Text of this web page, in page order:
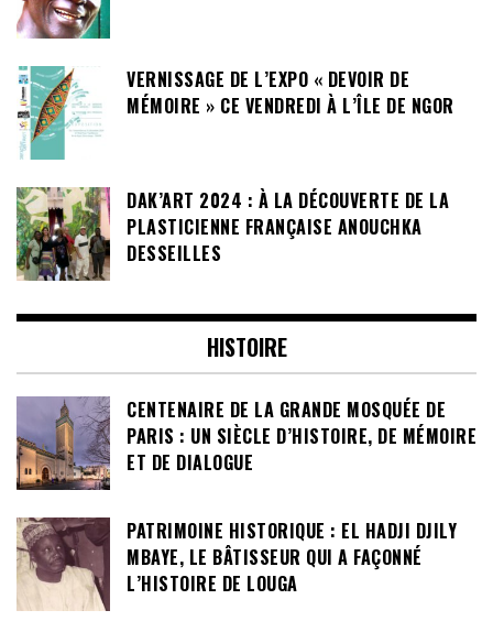
VERNISSAGE DE L’EXPO « DEVOIR DE
MÉMOIRE » CE VENDREDI À L’ÎLE DE NGOR
DAK’ART 2024 : À LA DÉCOUVERTE DE LA
PLASTICIENNE FRANÇAISE ANOUCHKA
DESSEILLES
HISTOIRE
CENTENAIRE DE LA GRANDE MOSQUÉE DE
PARIS : UN SIÈCLE D’HISTOIRE, DE MÉMOIRE
ET DE DIALOGUE
PATRIMOINE HISTORIQUE : EL HADJI DJILY
MBAYE, LE BÂTISSEUR QUI A FAÇONNÉ
L’HISTOIRE DE LOUGA